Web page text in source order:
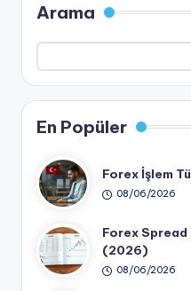
Arama
En Popüler
Forex İşlem
08/06/2026
Forex
(2026)
08/06/2026